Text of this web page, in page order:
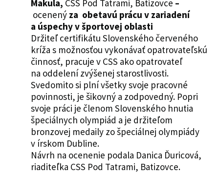
Makula, CSS Pod Tatrami, Batizovce –
ocenený za obetavú prácu v zariadení
a úspechy v športovej oblasti
Držiteľ certifikátu Slovenského červeného
kríža s možnosťou vykonávať opatrovateľskú
činnosť, pracuje v CSS ako opatrovateľ
na oddelení zvýšenej starostlivosti.
Svedomito si plní všetky svoje pracovné
povinnosti, je šikovný a zodpovedný. Popri
svoje práci je členom Slovenského hnutia
špeciálnych olympiád a je držiteľom
bronzovej medaily zo špeciálnej olympiády
v írskom Dubline.
Návrh na ocenenie podala Danica Ďuricová,
riaditeľka CSS Pod Tatrami, Batizovce.